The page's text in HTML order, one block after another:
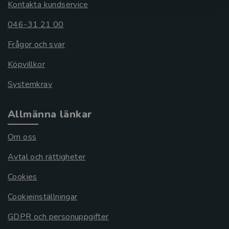
Kontakta kundservice
046-31 21 00
Frågor och svar
Köpvillkor
Systemkrav
Allmänna länkar
Om oss
Avtal och rättigheter
Cookies
Cookieinställningar
GDPR och personuppgifter